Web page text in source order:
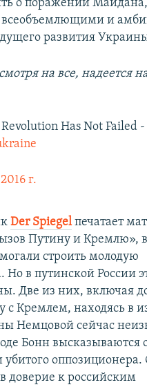
о поражении Майдана,
всеобъемлющими и
развития
на все, надеется
Has Not Failed
г.
Der Spiegelпечатает
Путину и Кремлю»,
строить молодую
Но в путинской России
Две из них, включая
с Кремлем, находясь в
Немцовой сейчас
Бонн высказываются
убитого оппозиционера.
доверие к российским